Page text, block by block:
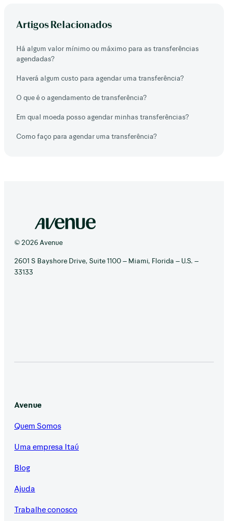
Artigos Relacionados
Há algum valor mínimo ou máximo para as transferências
agendadas?
Haverá algum custo para agendar uma transferência?
O que é o agendamento de transferência?
Em qual moeda posso agendar minhas transferências?
Como faço para agendar uma transferência?
© 2026 Avenue
2601 S Bayshore Drive, Suite 1100 – Miami, Florida – U.S. –
33133
Avenue
Quem Somos
Uma empresa Itaú
Blog
Ajuda
Trabalhe conosco